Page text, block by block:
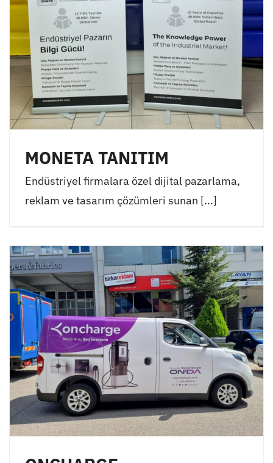
MONETA TANITIM
Endüstriyel firmalara özel dijital pazarlama,
reklam ve tasarım çözümleri sunan [...]